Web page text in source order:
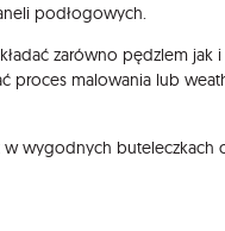
podłogowych.
zarówno pędzlem
proces malowania lub
w wygodnych